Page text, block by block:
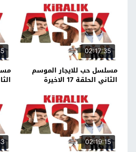
02:17:35
مسلسل حب للايجار الموسم
الثاني الحلقة 17 الاخيرة
02:19:15